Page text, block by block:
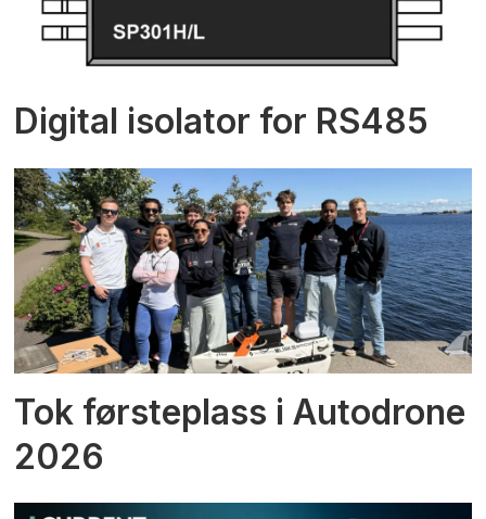
Digital isolator for RS485
Tok førsteplass i Autodrone
2026